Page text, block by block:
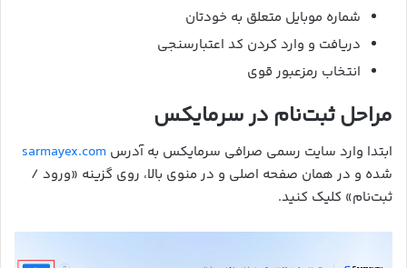
شماره موبایل متعلق به خودتان
دریافت و وارد کردن کد اعتبارسنجی
انتخاب رمزعبور قوی
مراحل ثبت‌نام در سرمایکس
ابتدا وارد سایت رسمی صرافی سرمایکس به آدرس sarmayex.com
شده و در همان صفحه اصلی و در منوی بالا، روی گزینه «ورود /
ثبت‌نام» کلیک کنید.